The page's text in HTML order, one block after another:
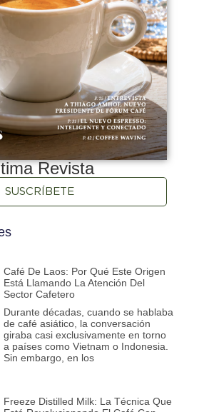
Revista
SUSCRÍBETE
Café De Laos: Por Qué Este Origen
Está Llamando La Atención Del
Sector Cafetero
Durante décadas, cuando se hablaba
de café asiático, la conversación
giraba casi exclusivamente en torno
a países como Vietnam o Indonesia.
Sin embargo, en los
Freeze Distilled Milk: La Técnica Que